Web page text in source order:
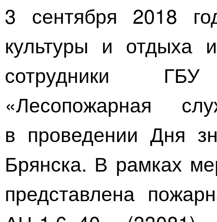
3 сентября 2018
культуры и
сотрудники
«Лесопожарная
в проведении Дня
Брянска. В рамках
представлена